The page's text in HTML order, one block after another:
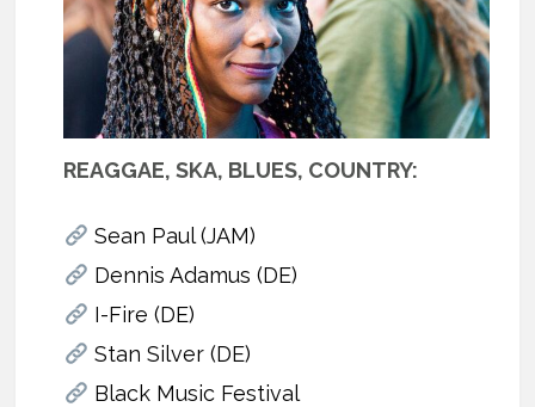
REAGGAE, SKA, BLUES, COUNTRY:
Sean Paul (JAM)
Dennis Adamus (DE)
I-Fire (DE)
Stan Silver (DE)
Black Music Festival